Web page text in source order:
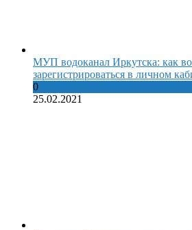
МУП водоканал Иркутска: как
зарегистрироваться в личном
0
25.02.2021